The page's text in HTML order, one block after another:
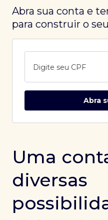
Abra sua conta e
para construir o
Digite seu CPF
Abra
Uma
diversas